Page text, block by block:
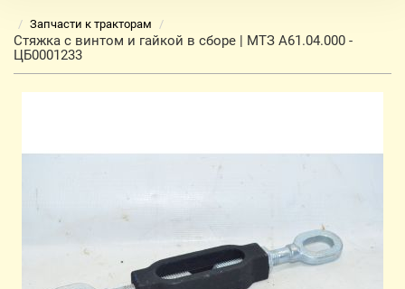
Запчасти к тракторам
Стяжка с винтом и гайкой в сборе | МТЗ А61.04.000 -
ЦБ0001233